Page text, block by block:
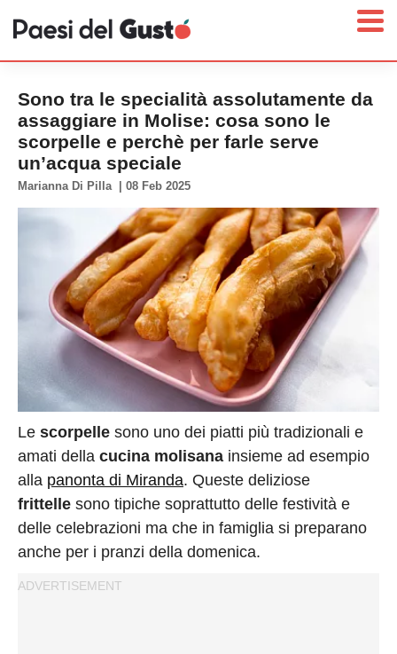
Home
News
Interviste
Prodotti
Answer
Newsletter
Privacy
Policy
Cookies
Policy
Cambia
Impostazioni
Privacy
Policy
Sono tra le specialità assolutamente da
assaggiare in Molise: cosa sono le
scorpelle e perchè per farle serve
un’acqua speciale
Marianna Di Pilla 08 Feb 2025
Le scorpelle sono uno dei piatti più tradizionali e
amati della cucina molisana insieme ad esempio
alla panonta di Miranda. Queste deliziose
frittelle sono tipiche soprattutto delle festività e
delle celebrazioni ma che in famiglia si preparano
anche per i pranzi della domenica.